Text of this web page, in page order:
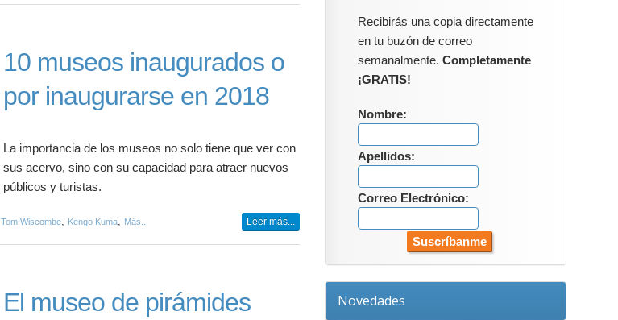
10 museos inaugurados o
por inaugurarse en 2018
La importancia de los museos no solo tiene que ver con
sus acervo, sino con su capacidad para atraer nuevos
públicos y turistas.
Tom Wiscombe, Kengo Kuma, Más... Leer más...
El museo de pirámides
Recibirás una copia directamente
en tu buzón de correo
semanalmente. Completamente
¡GRATIS!
Nombre:
Apellidos:
Correo Electrónico:
Novedades